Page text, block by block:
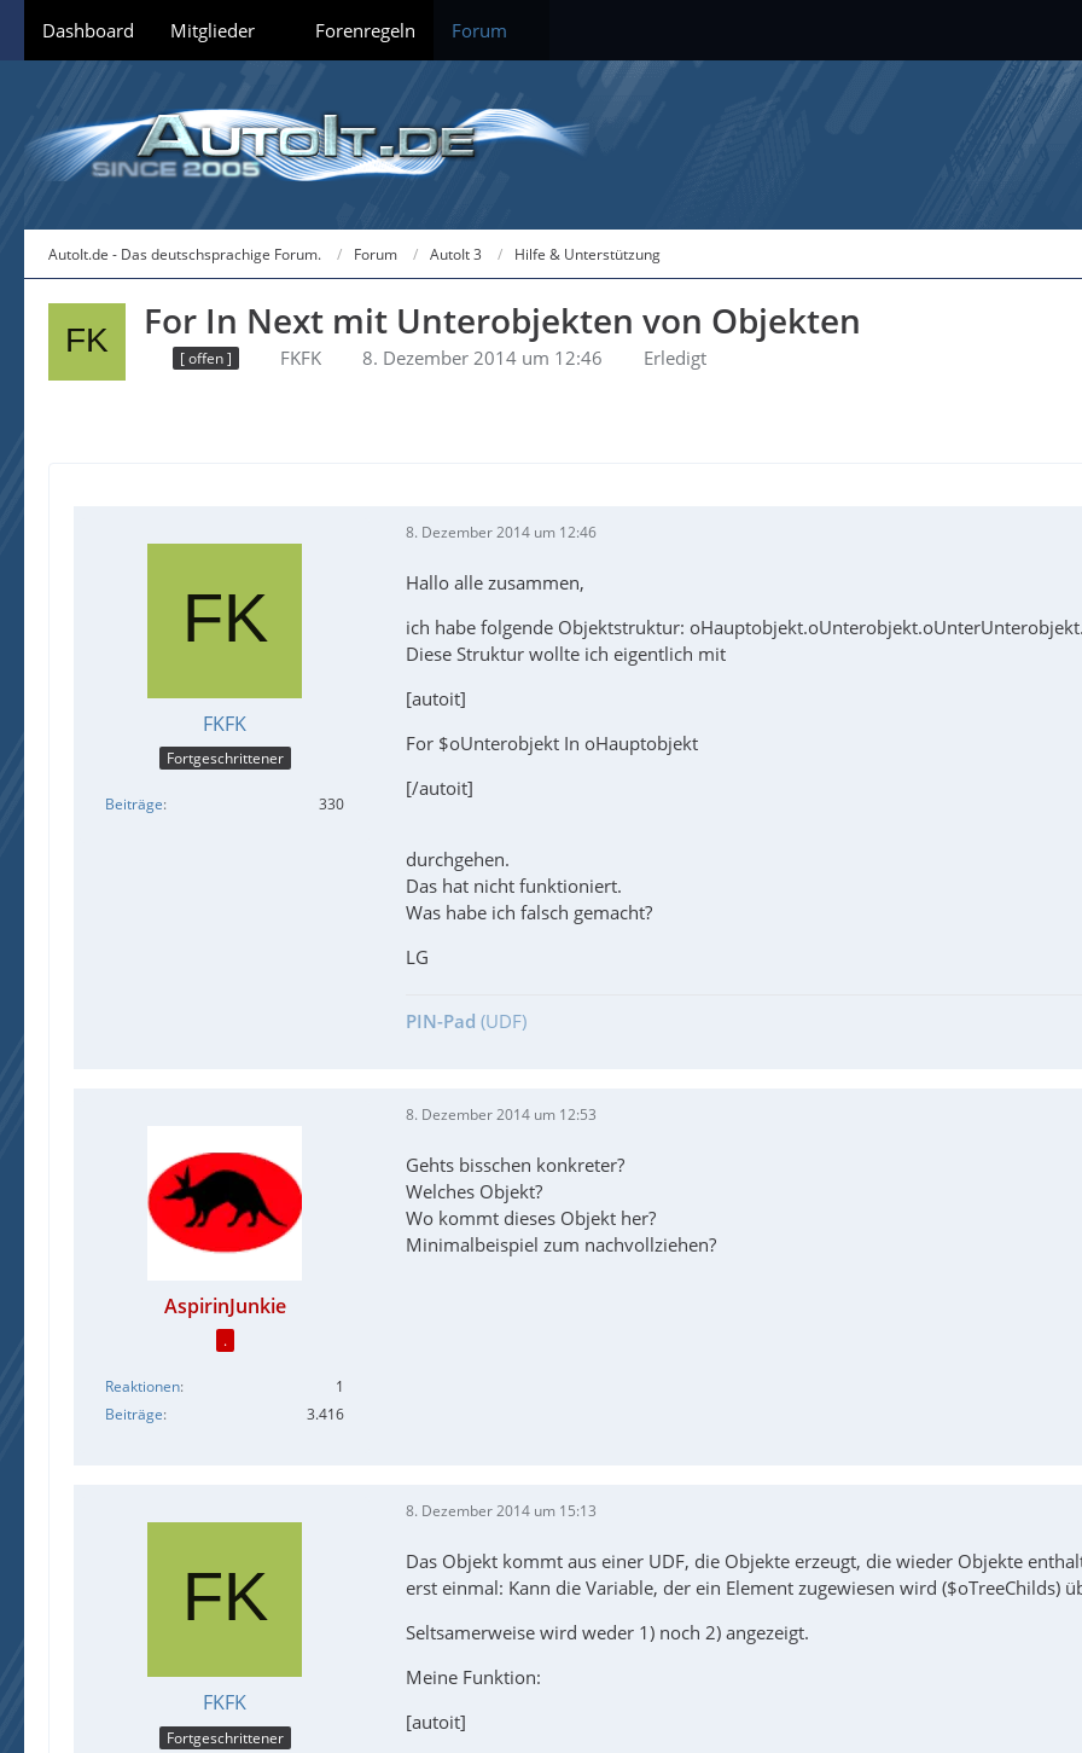
Dashboard Mitglieder Forenregeln Forum
AutoIt.de - Das deutschsprachige Forum. Forum AutoIt 3 Hilfe & Unterstützung
For In Next mit Unterobjekten von Objekten
[ offen ] FKFK 8. Dezember 2014 um 12:46 Erledigt
FKFK
Fortgeschrittener
Beiträge 330
8. Dezember 2014 um 12:46
Hallo alle zusammen,
ich habe folgende Objektstruktur:
Diese Struktur wollte ich eigentlich mit
[autoit]
For $oUnterobjekt In oHauptobjekt
[/autoit]
durchgehen.
Das hat nicht funktioniert.
Was habe ich falsch gemacht?
LG
PIN-Pad (UDF)
AspirinJunkie
.
Reaktionen
1
Beiträge
3.416
8. Dezember 2014 um 12:53
Gehts bisschen konkreter?
Welches Objekt?
Wo kommt dieses Objekt her?
Minimalbeispiel zum nachvollziehen?
FKFK
Fortgeschrittener
8. Dezember 2014 um 15:13
Das Objekt kommt aus einer UDF, die Objekte erzeugt, die wieder Objekte
erst einmal: Kann die Variable, der ein Element zugewiesen wird ($oTreeChilds)
Seltsamerweise wird weder 1) noch 2) angezeigt.
Meine Funktion:
[autoit]